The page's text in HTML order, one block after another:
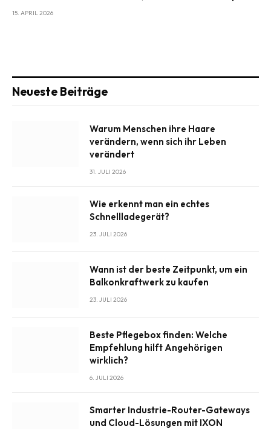
15. APRIL 2026
Neueste Beiträge
Warum Menschen ihre Haare
verändern, wenn sich ihr Leben
verändert
31. JULI 2026
Wie erkennt man ein echtes
Schnellladegerät?
23. JULI 2026
Wann ist der beste Zeitpunkt, um ein
Balkonkraftwerk zu kaufen
23. JULI 2026
Beste Pflegebox finden: Welche
Empfehlung hilft Angehörigen
wirklich?
6. JULI 2026
Smarter Industrie-Router-Gateways
und Cloud-Lösungen mit IXON